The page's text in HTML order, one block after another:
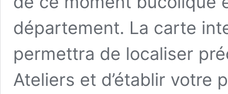
département. La carte
permettra de localiser
Ateliers et d’établir votre